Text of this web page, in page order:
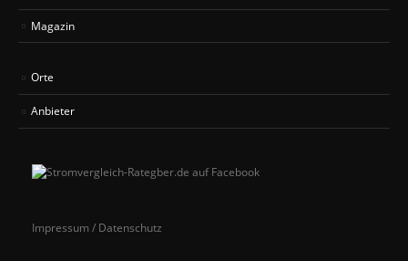
Magazin
Orte
Anbieter
Impressum / Datenschutz